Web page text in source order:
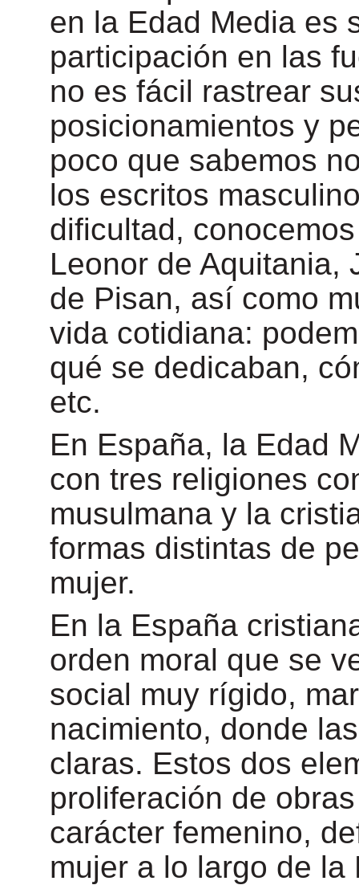
en la Edad Media es
participación en las
no es fácil rastrear
posicionamientos y
poco que sabemos
los escritos
dificultad,
Leonor de Aquitania,
de Pisan, así como
vida cotidiana:
qué se dedicaban,
etc.
En España, la Edad
con tres religiones
musulmana y la
formas distintas de
mujer.
En la España
orden moral que se
social muy rígido,
nacimiento, donde
claras. Estos dos
proliferación de
carácter femenino,
mujer a lo largo de la